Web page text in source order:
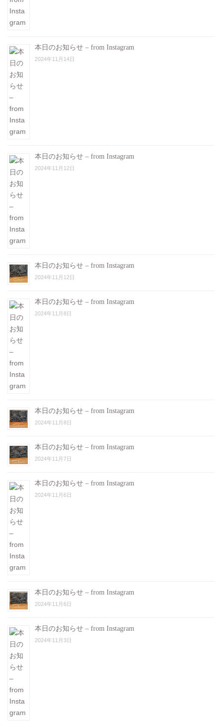
本日のお知らせ – from Instagram
2024年11月14日
本日のお知らせ – from Instagram
2024年11月12日
本日のお知らせ – from Instagram
2024年11月12日
本日のお知らせ – from Instagram
2024年11月8日
本日のお知らせ – from Instagram
2024年11月8日
本日のお知らせ – from Instagram
2024年11月7日
本日のお知らせ – from Instagram
2024年11月6日
本日のお知らせ – from Instagram
2024年11月6日
本日のお知らせ – from Instagram
2024年11月3日